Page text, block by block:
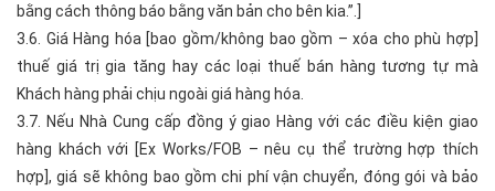
bằng cách thông báo bằng văn bản cho bên kia.”.]
3.6. Giá Hàng hóa [bao gồm/không bao gồm – xóa cho phù hợp]
thuế giá trị gia tăng hay các loại thuế bán hàng tương tự mà
Khách hàng phải chịu ngoài giá hàng hóa.
3.7. Nếu Nhà Cung cấp đồng ý giao Hàng với các điều kiện giao
hàng khách với [Ex Works/FOB – nêu cụ thể trường hợp thích
hợp], giá sẽ không bao gồm chi phí vận chuyển, đóng gói và bảo